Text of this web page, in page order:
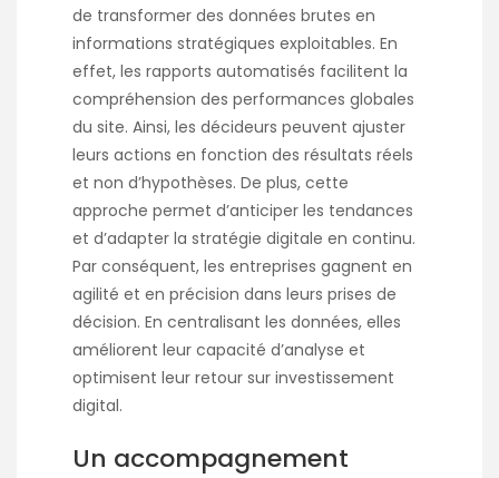
de transformer des données brutes en
informations stratégiques exploitables. En
effet, les rapports automatisés facilitent la
compréhension des performances globales
du site. Ainsi, les décideurs peuvent ajuster
leurs actions en fonction des résultats réels
et non d’hypothèses. De plus, cette
approche permet d’anticiper les tendances
et d’adapter la stratégie digitale en continu.
Par conséquent, les entreprises gagnent en
agilité et en précision dans leurs prises de
décision. En centralisant les données, elles
améliorent leur capacité d’analyse et
optimisent leur retour sur investissement
digital.
Un accompagnement